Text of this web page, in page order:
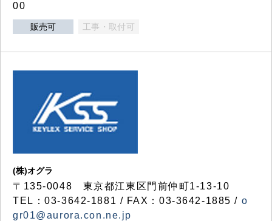
00
販売可 工事・取付可
(株)オグラ
〒135-0048 東京都江東区門前仲町1-13-10
TEL：03-3642-1881 / FAX：03-3642-1885 / o
gr01@aurora.con.ne.jp